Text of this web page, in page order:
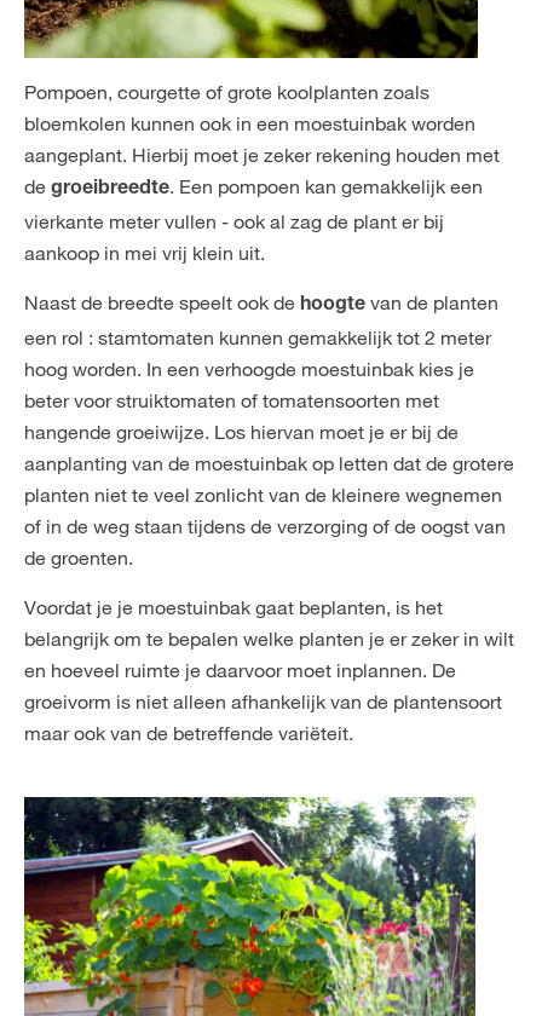
Pompoen, courgette of grote koolplanten zoals
bloemkolen kunnen ook in een moestuinbak worden
aangeplant. Hierbij moet je zeker rekening houden met
de groeibreedte. Een pompoen kan gemakkelijk een
vierkante meter vullen - ook al zag de plant er bij
aankoop in mei vrij klein uit.
Naast de breedte speelt ook de hoogte van de planten
een rol : stamtomaten kunnen gemakkelijk tot 2 meter
hoog worden. In een verhoogde moestuinbak kies je
beter voor struiktomaten of tomatensoorten met
hangende groeiwijze. Los hiervan moet je er bij de
aanplanting van de moestuinbak op letten dat de grotere
planten niet te veel zonlicht van de kleinere wegnemen
of in de weg staan tijdens de verzorging of de oogst van
de groenten.
Voordat je je moestuinbak gaat beplanten, is het
belangrijk om te bepalen welke planten je er zeker in wilt
en hoeveel ruimte je daarvoor moet inplannen. De
groeivorm is niet alleen afhankelijk van de plantensoort
maar ook van de betreffende variëteit.